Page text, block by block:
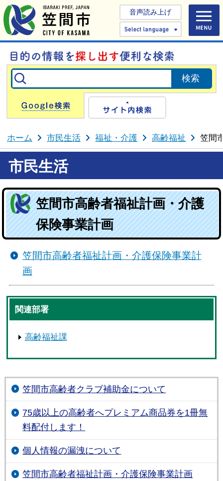
音声読み上げ
Select
Google検索
ホーム 市民生活 福祉・介護 高齢福祉 笠間
市民生活
笠間市高齢者福祉計画・介護
保険事業計画
笠間市高齢者福祉計画・介護保険事業計
画
関連部署
高齢福祉課
笠間市高齢者クラブ補助金について
75歳以上の高齢者へプレミアム商品券を1冊無
料配付します！
個人情報の漏洩について
笠間市高齢者福祉計画・介護保険事業計画